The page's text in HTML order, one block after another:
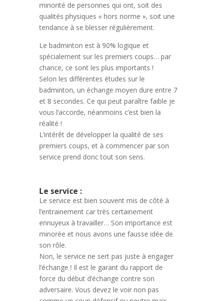
minorité de personnes qui ont, soit des
qualités physiques « hors norme », soit une
tendance à se blesser régulièrement.
Le badminton est à 90% logique et
spécialement sur les premiers coups… par
chance, ce sont les plus importants !
Selon les différentes études sur le
badminton, un échange moyen dure entre 7
et 8 secondes. Ce qui peut paraître faible je
vous l’accorde, néanmoins c’est bien la
réalité !
L’intérêt de développer la qualité de ses
premiers coups, et à commencer par son
service prend donc tout son sens.
Le service :
Le service est bien souvent mis de côté à
l’entrainement car très certainement
ennuyeux à travailler… Son importance est
minorée et nous avons une fausse idée de
son rôle.
Non, le service ne sert pas juste à engager
l’échange ! Il est le garant du rapport de
force du début d’échange contre son
adversaire. Vous devez le voir non pas